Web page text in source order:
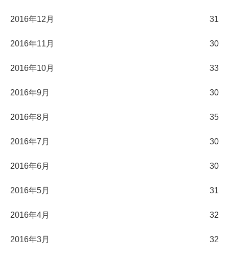
2016年12月 31
2016年11月 30
2016年10月 33
2016年9月 30
2016年8月 35
2016年7月 30
2016年6月 30
2016年5月 31
2016年4月 32
2016年3月 32